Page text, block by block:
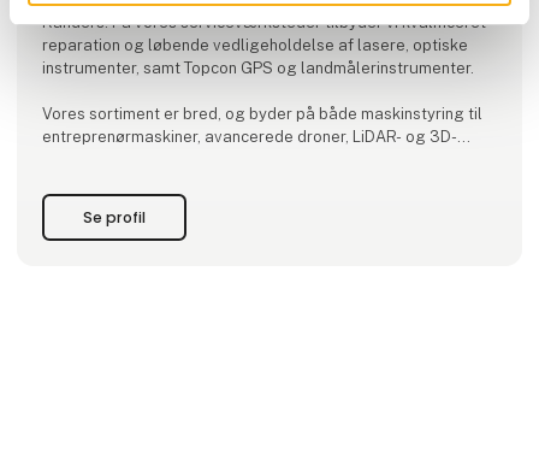
Randers. På vores serviceværksteder tilbyder vi kvalificeret
reparation og løbende vedligeholdelse af lasere, optiske
instrumenter, samt Topcon GPS og landmålerinstrumenter.
Vores sortiment er bred, og byder på både maskinstyring til
entreprenørmaskiner, avancerede droner, LiDAR- og 3D-
Se profil